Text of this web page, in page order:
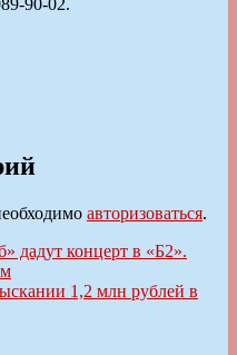
авторизоваться.
дадут концерт в «Б2».
1,2 млн рублей в